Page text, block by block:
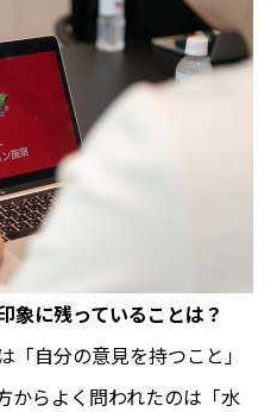
象に残っていることは？
「自分の意見を持つこと」
からよく問われたのは「水